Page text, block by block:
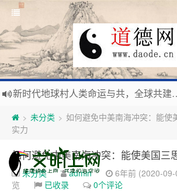
新时代地球村人类命运与共，全球共
习近平：引导人们向往和追求讲道德、尊道德
> 未分类 > 如何避免中美南海冲突：能使
实力
如何避免中美南海冲突：能使美国三
未分类 admin 6年前 (2020-09-
览
已收录 0个评论